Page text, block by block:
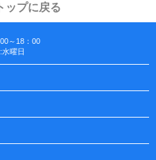
ップに戻る
～18：00
曜日